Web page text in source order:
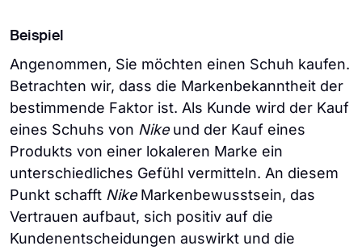
Beispiel
Angenommen, Sie möchten einen Schuh kaufen.
Betrachten wir, dass die Markenbekanntheit der
bestimmende Faktor ist. Als Kunde wird der Kauf
eines Schuhs von Nikeund der Kauf eines
Produkts von einer lokaleren Marke ein
unterschiedliches Gefühl vermitteln. An diesem
Punkt schafft NikeMarkenbewusstsein, das
Vertrauen aufbaut, sich positiv auf die
Kundenentscheidungen auswirkt und die